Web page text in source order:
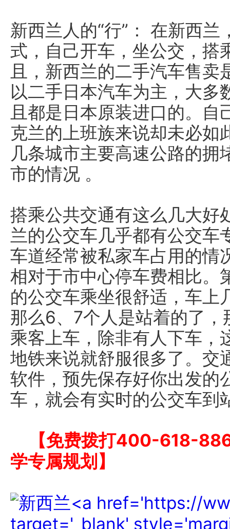
新西兰人的“行”： 在新西
式，自己开车，坐公交，搭
且，新西兰的二手汽车售卖
以二手日本汽车为主，大多
且都是日本原装进口的。自
克兰的上班族来说却未必如
几条城市主要高速公路的拥
市的情况 。
搭乘公共交通有这么几大好
兰的公交车几乎都有公交车
车道经常被私家车占用的情
相对于市中心停车费相比。
的公交车乘坐很舒适，车上
那么6、7个人是站着的了
乘客上车，除非有人下车，
地铁来说就舒服很多了。交
软件，预先保存好你出发的
车，就会有实时的公交车
【免费拨打400-618-
学专属规划】